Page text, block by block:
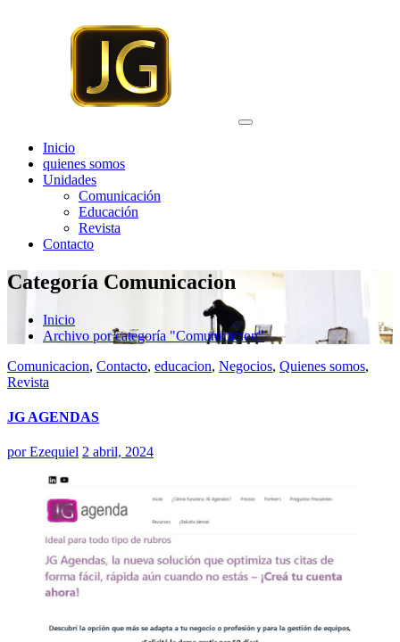
Inicio
quienes somos
Unidades
Comunicación
Educación
Revista
Contacto
Categoría Comunicacion
Inicio
Archivo por categoría "Comunicacion"
Comunicacion, Contacto, educacion, Negocios, Quienes somos,
Revista
JG AGENDAS
porEzequiel 2 abril, 2024